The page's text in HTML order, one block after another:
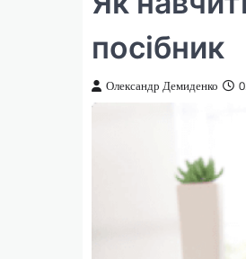
посібник
Олександр Демиденко